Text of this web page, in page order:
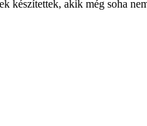
készítettek, akik még soha